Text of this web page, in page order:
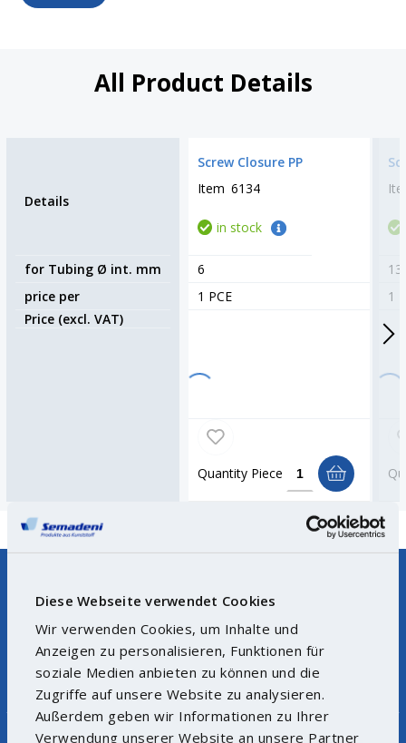
Diese Webseite verwendet Cookies
Wir verwenden Cookies, um Inhalte und
Anzeigen zu personalisieren, Funktionen für
soziale Medien anbieten zu können und die
Zugriffe auf unsere Website zu analysieren.
Außerdem geben wir Informationen zu Ihrer
Verwendung unserer Website an unsere Partner
All Product Details
Details
for Tubing Ø int. mm
price per
Price (excl. VAT)
Screw Closure PP
Item 6134
in stock
6
1 PCE
Quantity Piece
13
1
Hotline
+49 35021 993-20
Let us help you.